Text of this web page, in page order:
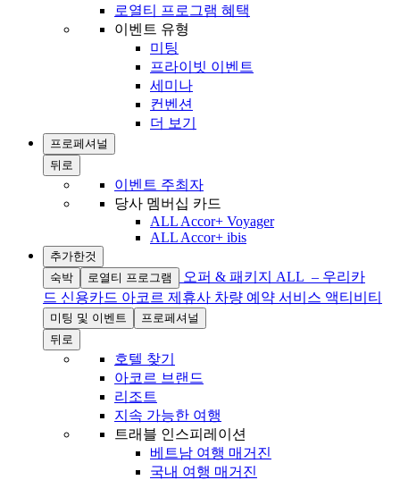
로열티 프로그램 혜택
이벤트 유형
미팅
프라이빗 이벤트
세미나
컨벤션
더 보기
프로페셔널
뒤로
이벤트 주최자
당사 멤버십 카드
ALL Accor+ Voyager
ALL Accor+ ibis
추가한것
숙박
로열티 프로그램 오퍼 & 패키지
ALL – 우리카
드 신용카드 아코르 제휴사 차량 예약 서비스 액티비티
미팅 및 이벤트
프로페셔널
뒤로
호텔 찾기
아코르 브랜드
리조트
지속 가능한 여행
트래블 인스피레이션
베트남 여행 매거진
국내 여행 매거진